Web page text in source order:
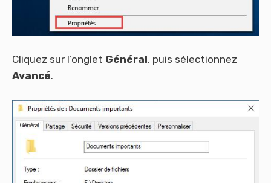
Cliquez sur l’onglet Général, puis sélectionnez
Avancé.